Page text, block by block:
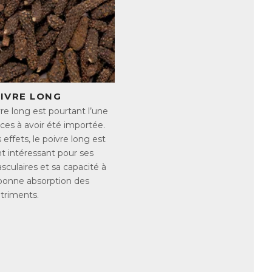
d’alcool ou de certains
signes peuvent être nombreux et
une alimentation riche en
LONG
long est pourtant l’une
à avoir été importée.
effets, le poivre long est
intéressant pour ses
et sa capacité à
absorption des